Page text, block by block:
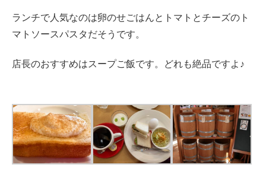
ランチで人気なのは卵のせごはんとトマトとチーズのト
マトソースパスタだそうです。
店長のおすすめはスープご飯です。どれも絶品ですよ♪